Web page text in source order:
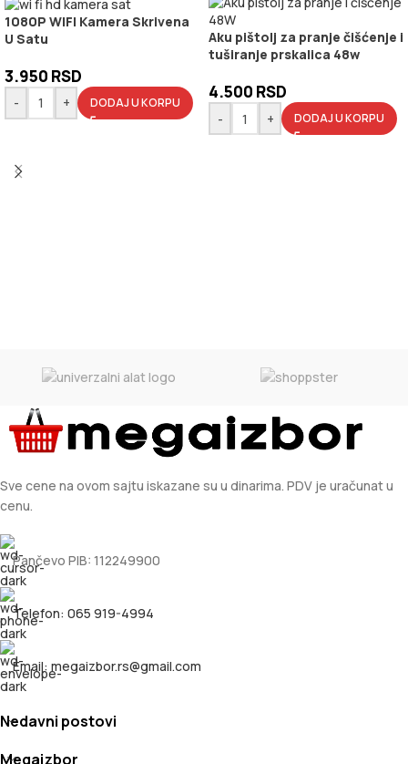
1080P WIFI Kamera Skrivena
U Satu
3.950 RSD
- + DODAJ U KORPU
Aku pištolj za pranje čišćenje i
tuširanje prskalica 48w
4.500 RSD
- + DODAJ U KORPU
Sve cene na ovom sajtu iskazane su u dinarima. PDV je uračunat u
cenu.
Pančevo PIB: 112249900
Telefon: 065 919-4994
Email: megaizbor.rs@gmail.com
Nedavni postovi
Megaizbor